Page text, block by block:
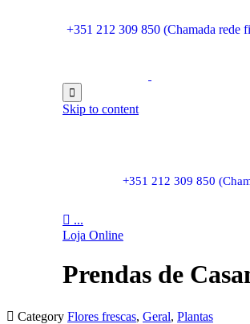
+351 212 309 850 (Chamada rede

Skip to content
+351 212 309 850
 ...
Loja Online
Prendas de
 Category Flores frescas, Geral, Plantas